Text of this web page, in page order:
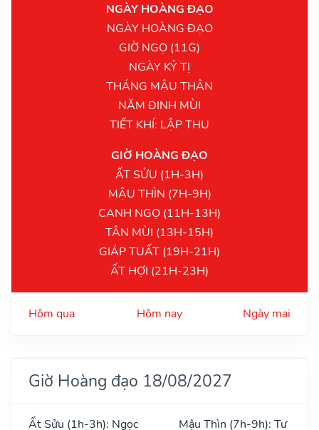
NGÀY HOÀNG ĐẠO
NGÀY HOÀNG ĐẠO
GIỜ NGỌ (11G)
NGÀY KỶ TỊ
THÁNG MẬU THÂN
NĂM ĐINH MÙI
TIẾT KHÍ: LẬP THU
GIỜ HOÀNG ĐẠO
ẤT SỬU (1H-3H)
MẬU THÌN (7H-9H)
CANH NGỌ (11H-13H)
TÂN MÙI (13H-15H)
GIÁP TUẤT (19H-21H)
ẤT HỢI (21H-23H)
Hôm qua Hôm nay Ngày mai
Giờ Hoàng đạo 18/08/2027
Ất Sửu (1h-3h): Ngọc
Mậu Thìn (7h-9h): Tư